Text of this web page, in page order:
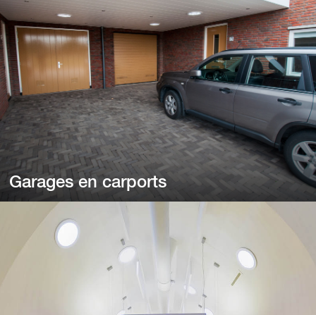
Garages en carports
Garages en carports
Licht in uw garage of carport is belangrijk.